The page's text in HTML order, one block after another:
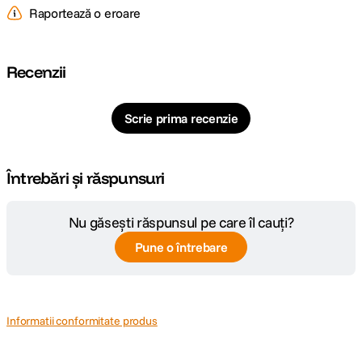
Raportează o eroare
Recenzii
Scrie prima recenzie
Întrebări și răspunsuri
Nu găsești răspunsul pe care îl cauți?
Pune o întrebare
Informatii conformitate produs